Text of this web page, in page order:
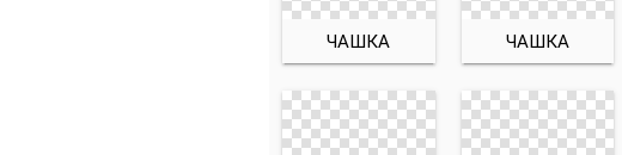
ЧАШКА ЧАШКА